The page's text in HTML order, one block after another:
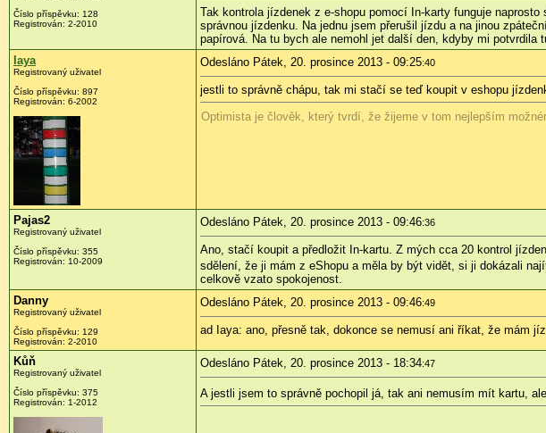
Číslo příspěvku: 128
Registrován: 2-2010
Tak kontrola jízdenek z e-shopu pomocí In-karty funguje
správnou jízdenku. Na jednu jsem přerušil jízdu a na jinou
papírová. Na tu bych ale nemohl jet další den, kdyby mi potvrdila
Iaya
Registrovaný uživatel
Číslo příspěvku: 897
Registrován: 6-2002
Odesláno Pátek, 20. prosince 2013 - 09:25:40
jestli to správně chápu, tak mi stačí se teď koupit v eshopu
Optimista je člověk, který tvrdí, že žijeme v tom nejlepším
Pajas2
Registrovaný uživatel
Číslo příspěvku: 355
Registrován: 10-2009
Odesláno Pátek, 20. prosince 2013 - 09:46:36
Ano, stačí koupit a předložit In-kartu. Z mých cca 20 kontrol
sdělení, že ji mám z eShopu a měla by být vidět, si ji dokázali
celkově vzato spokojenost.
Danny
Registrovaný uživatel
Číslo příspěvku: 129
Registrován: 2-2010
Odesláno Pátek, 20. prosince 2013 - 09:46:49
ad Iaya: ano, přesně tak, dokonce se nemusí ani říkat, že mám
Kůň
Registrovaný uživatel
Číslo příspěvku: 375
Registrován: 1-2012
Odesláno Pátek, 20. prosince 2013 - 18:34:47
A jestli jsem to správně pochopil já, tak ani nemusím mít kartu,